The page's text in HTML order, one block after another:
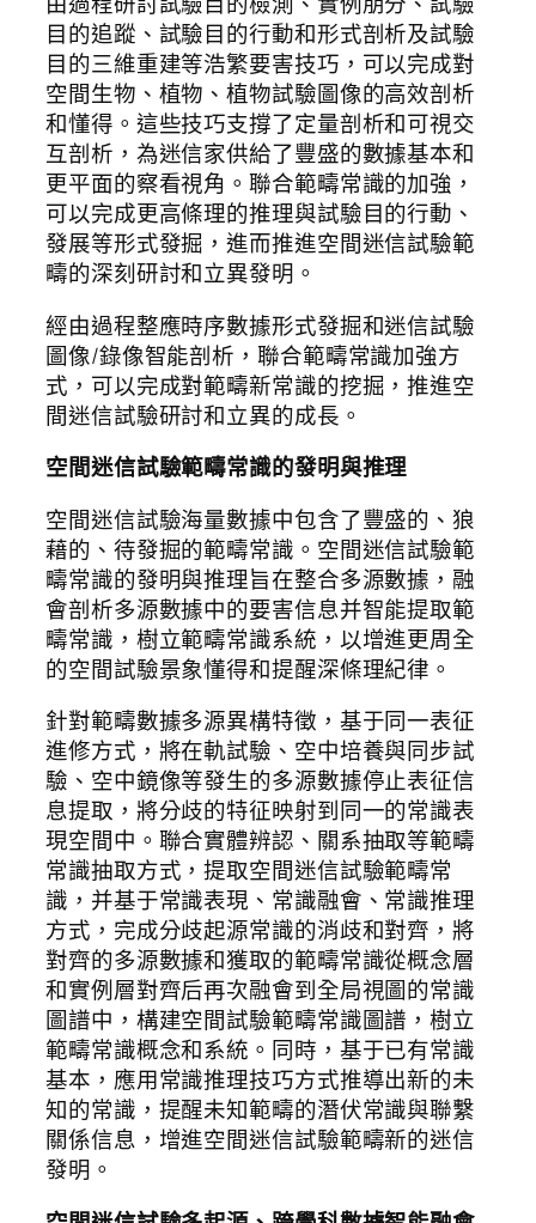
目的追蹤、試驗目的行動和形式剖析及試驗
目的三維重建等浩繁要害技巧，可以完成對
空間生物、植物、植物試驗圖像的高效剖析
和懂得。這些技巧支撐了定量剖析和可視交
互剖析，為迷信家供給了豐盛的數據基本和
更平面的察看視角。聯合範疇常識的加強，
可以完成更高條理的推理與試驗目的行動、
發展等形式發掘，進而推進空間迷信試驗範
疇的深刻研討和立異發明。
經由過程整應時序數據形式發掘和迷信試驗
圖像/錄像智能剖析，聯合範疇常識加強方
式，可以完成對範疇新常識的挖掘，推進空
間迷信試驗研討和立異的成長。
空間迷信試驗範疇常識的發明與推理
空間迷信試驗海量數據中包含了豐盛的、狼
藉的、待發掘的範疇常識。空間迷信試驗範
疇常識的發明與推理旨在整合多源數據，融
會剖析多源數據中的要害信息并智能提取範
疇常識，樹立範疇常識系統，以增進更周全
的空間試驗景象懂得和提醒深條理紀律。
針對範疇數據多源異構特徵，基于同一表征
進修方式，將在軌試驗、空中培養與同步試
驗、空中鏡像等發生的多源數據停止表征信
息提取，將分歧的特征映射到同一的常識表
現空間中。聯合實體辨認、關系抽取等範疇
常識抽取方式，提取空間迷信試驗範疇常
識，并基于常識表現、常識融會、常識推理
方式，完成分歧起源常識的消歧和對齊，將
對齊的多源數據和獲取的範疇常識從概念層
和實例層對齊后再次融會到全局視圖的常識
圖譜中，構建空間試驗範疇常識圖譜，樹立
範疇常識概念和系統。同時，基于已有常識
基本，應用常識推理技巧方式推導出新的未
知的常識，提醒未知範疇的潛伏常識與聯繫
關係信息，增進空間迷信試驗範疇新的迷信
發明。